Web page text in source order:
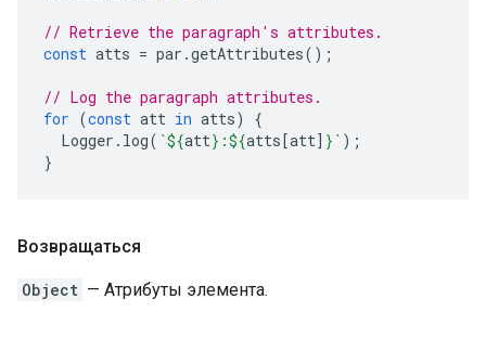
// Retrieve the paragraph's attributes.
const atts = par .getAttributes();
// Log the paragraph attributes.
for (const att in atts)
{
Logger . log( `${att} :${atts[att] } ` );
}
Возвращаться
Object — Атрибуты элемента.